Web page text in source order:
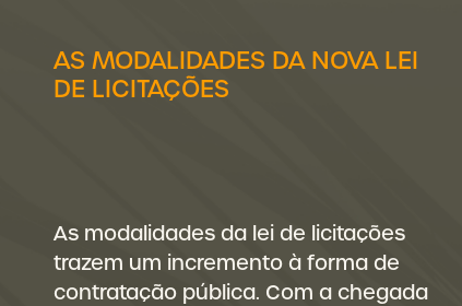
AS MODALIDADES DA NOVA LEI
DE LICITAÇÕES
As modalidades da lei de licitações
trazem um incremento à forma de
contratação pública. Com a chegada